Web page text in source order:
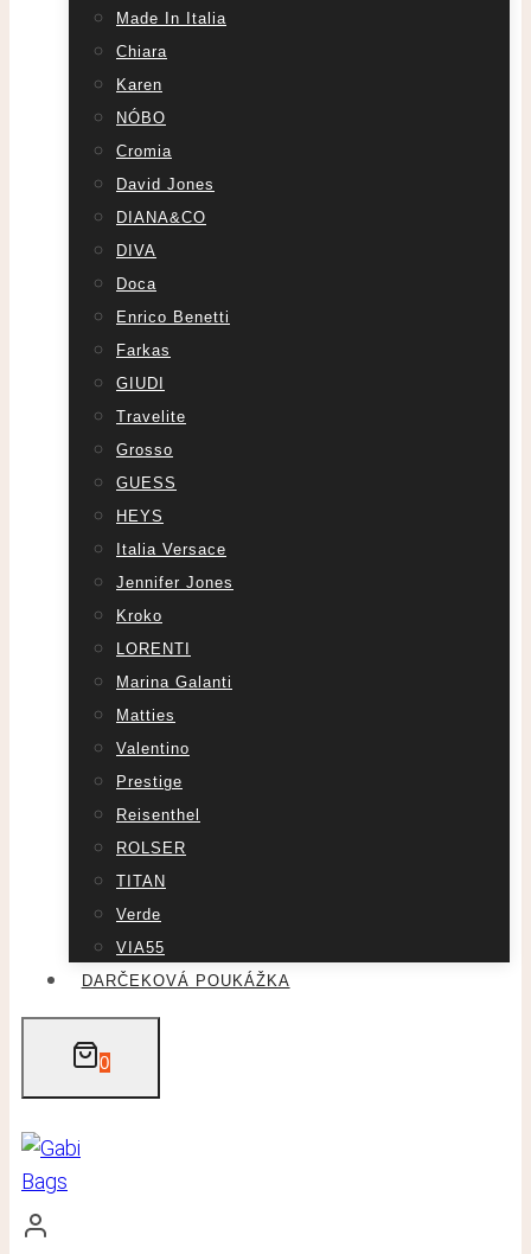
Made In Italia
Chiara
Karen
NÓBO
Cromia
David Jones
DIANA&CO
DIVA
Doca
Enrico Benetti
Farkas
GIUDI
Travelite
Grosso
GUESS
HEYS
Italia Versace
Jennifer Jones
Kroko
LORENTI
Marina Galanti
Matties
Valentino
Prestige
Reisenthel
ROLSER
TITAN
Verde
VIA55
DARČEKOVÁ POUKÁŽKA
0